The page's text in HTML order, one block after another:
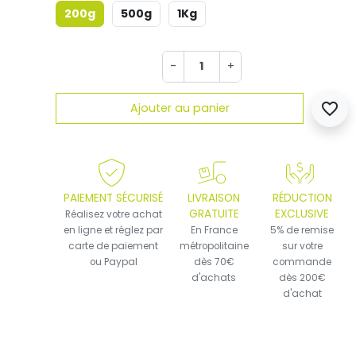
200g
500g 1Kg
- +
Ajouter au panier favorite_border
PAIEMENT SÉCURISÉ
Réalisez votre achat
en ligne et réglez par
carte de paiement
ou Paypal
LIVRAISON
GRATUITE
En France
métropolitaine
dès 70€
d'achats
RÉDUCTION
EXCLUSIVE
5% de remise
sur votre
commande
dès 200€
d'achat